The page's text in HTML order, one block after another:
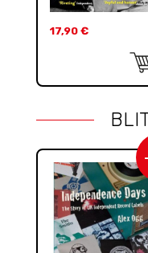
17,90 €